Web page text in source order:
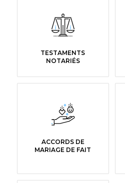
TESTAMENTS
NOTARIÉS
ACCORDS DE
MARIAGE DE FAIT